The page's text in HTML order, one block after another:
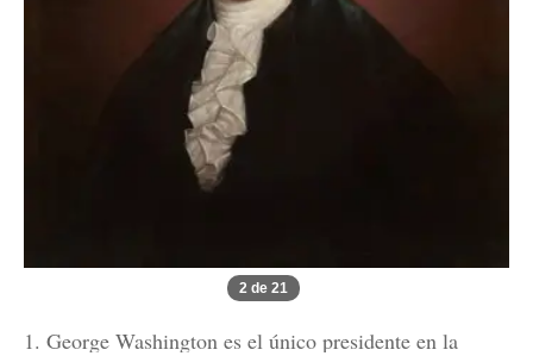
2 de 21
1. George Washington es el único presidente en la